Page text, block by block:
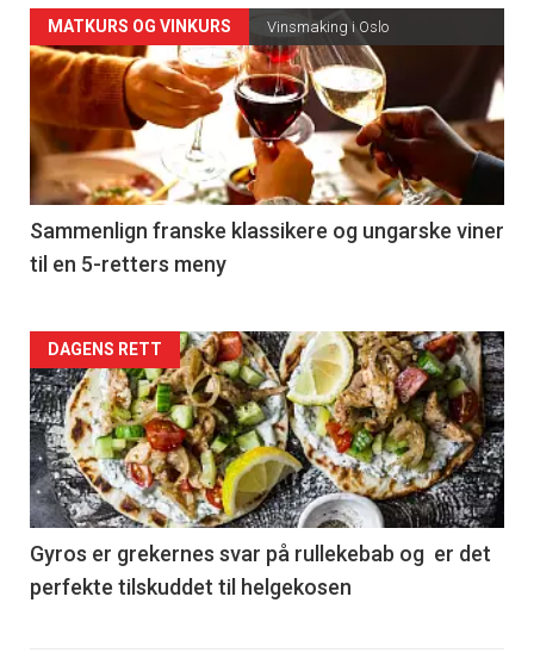
Forsiden
akkurat
nå
-
5
MATKURS OG VINKURS Vinsmaking i Oslo
Sammenlign franske klassikere og ungarske viner
til en 5-retters meny
Forsiden
akkurat
nå
-
6
DAGENS RETT
Gyros er grekernes svar på rullekebab og er det
perfekte tilskuddet til helgekosen